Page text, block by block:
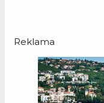
Reklama